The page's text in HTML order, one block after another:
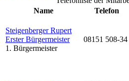
Name
Telefon
Steigenberger Rupert
Erster Bürgermeister
1. Bürgermeister
08151 508-34